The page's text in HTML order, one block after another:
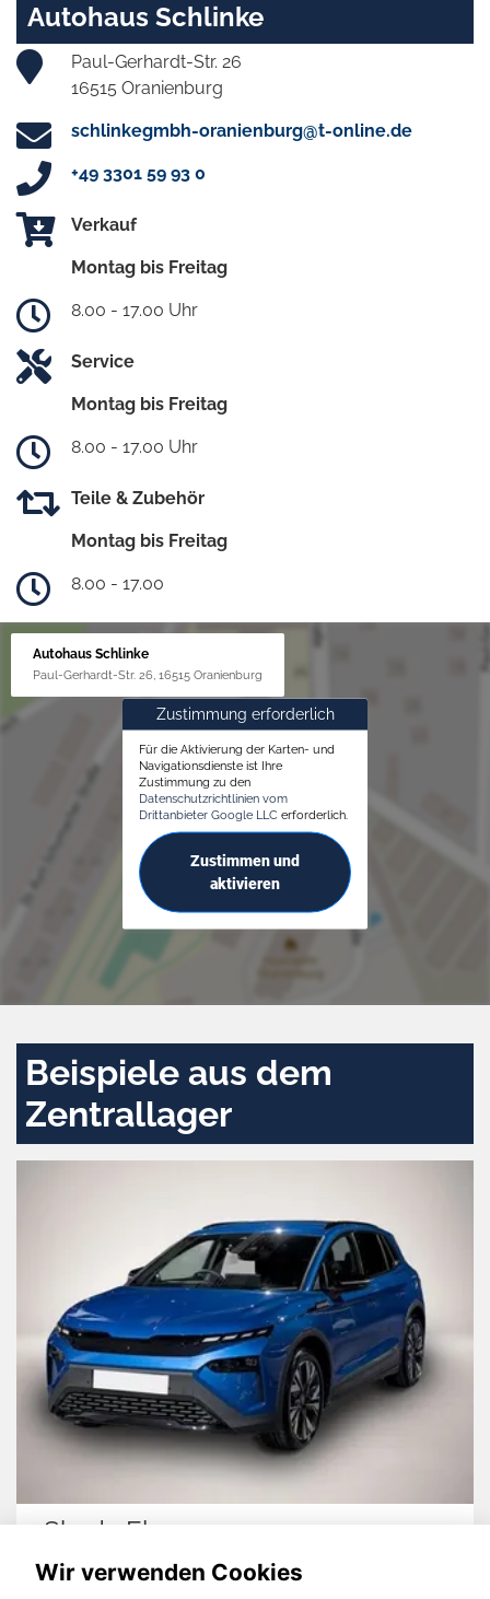
Autohaus Schlinke
Paul-Gerhardt-Str. 26
16515 Oranienburg
schlinkegmbh-oranienburg@t-online.de
+49 3301 59 93 0
Verkauf
Montag bis Freitag
8.00 - 17.00 Uhr
Service
Montag bis Freitag
8.00 - 17.00 Uhr
Teile & Zubehör
Montag bis Freitag
8.00 - 17.00
Autohaus Schlinke
Paul-Gerhardt-Str. 26, 16515 Oranienburg
Zustimmung erforderlich
Für die Aktivierung der Karten- und
Navigationsdienste ist Ihre
Zustimmung zu den
Datenschutzrichtlinien vom
Drittanbieter Google LLC erforderlich.
Zustimmen und
aktivieren
Beispiele aus dem
Zentrallager
Skoda Elroq
Wir verwenden Cookies